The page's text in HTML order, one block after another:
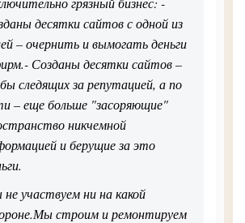
десятки сайтов с одной из
– очернить и вымогать деньги
Созданы десятки сайтов –
следящих за репутацией, а по
– еще больше "засоряющие"
никчемной
и берущие за это
участвуем ни на какой
строим и ремонтируем